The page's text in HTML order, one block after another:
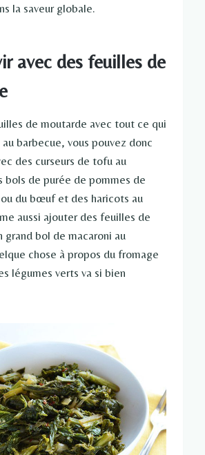
la saveur globale.
avec des feuilles de
de moutarde avec tout ce qui
barbecue, vous pouvez donc
des curseurs de tofu au
bols de purée de pommes de
du bœuf et des haricots au
aussi ajouter des feuilles de
grand bol de macaroni au
chose à propos du fromage
légumes verts va si bien